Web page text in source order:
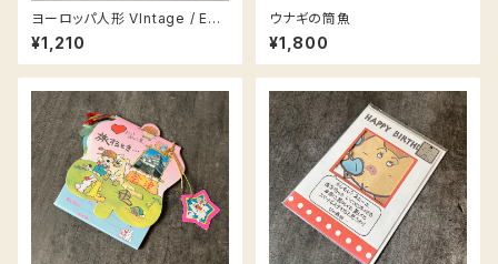
ヨーロッパ人形 VIntage / Eur
o dolls VIntage
¥1,210
ウナギの筒魚
¥1,800